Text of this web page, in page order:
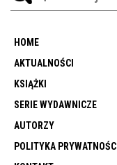
HOME
AKTUALNOŚCI
KSIĄŻKI
SERIE WYDAWNICZE
AUTORZY
POLITYKA PRYWATNOŚCI